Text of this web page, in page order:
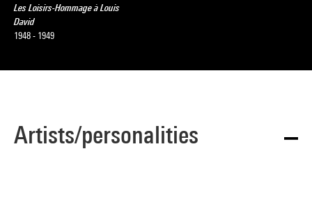
Les Loisirs-Hommage à Louis
David
1948 - 1949
Artists/personalities